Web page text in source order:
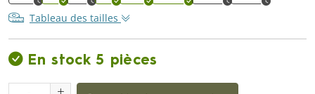
Tableau des tailles
En stock 5 pièces